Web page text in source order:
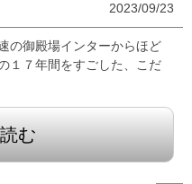
2023/09/23
の御殿場インターからほど
１７年間をすごした、こだ
む